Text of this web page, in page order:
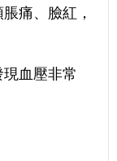
痛、臉紅，
血壓非常